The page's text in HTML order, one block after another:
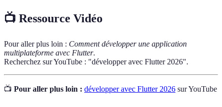
📺 Ressource Vidéo
Pour aller plus loin : Comment développer une application
multiplateforme avec Flutter.
Recherchez sur YouTube : "développer avec Flutter 2026".
📺 Pour aller plus loin : développer avec Flutter 2026 sur YouTube